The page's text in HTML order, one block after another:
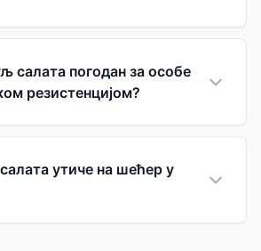
салата погодан за особе
резистенцијом?
утиче на шећер у